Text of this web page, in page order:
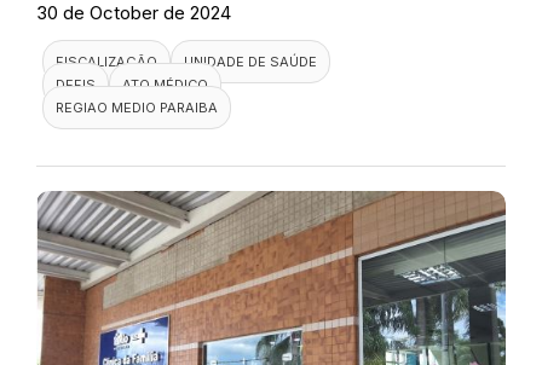
30 de October de 2024
FISCALIZAÇÃO
UNIDADE DE SAÚDE
DEFIS
ATO MÉDICO
REGIAO MEDIO PARAIBA